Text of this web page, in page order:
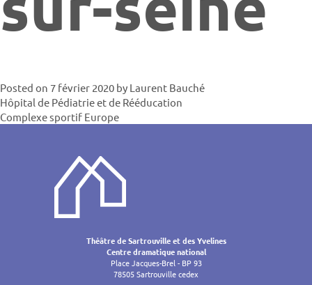
Posted on 7 février 2020 by Laurent Bauché
de
l’article
Hôpital de Pédiatrie et de Rééducation
Complexe sportif Europe
Théâtre de Sartrouville et des Yvelines
Centre dramatique national
Place Jacques-Brel - BP 93
78505 Sartrouville cedex